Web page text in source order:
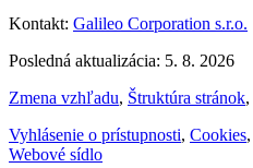
Kontakt: Galileo Corporation s.r.o.
Posledná aktualizácia: 5. 8. 2026
Zmena vzhľadu, Štruktúra stránok,
Vyhlásenie o prístupnosti, Cookies,
Webové sídlo